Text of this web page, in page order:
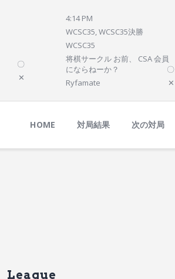
〇
✕
4:14 PM
WCSC35, WCSC35決勝
WCSC35
将棋サークル お前、 CSA 会員
にならねーか？
〇
Ryfamate
✕
HOME 対局結果 次の対局
League